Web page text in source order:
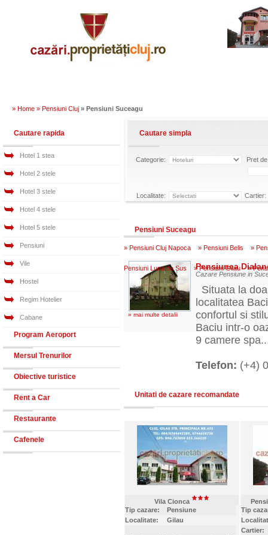
» Home » Pensiuni Cluj » Pensiuni Suceagu
Cautare rapida
Hotel 1 stea
Hotel 2 stele
Hotel 3 stele
Hotel 4 stele
Hotel 5 stele
Pensiuni
Vile
Hostel
Regim Hotelier
Cabane
Program Aeroport
Mersul Trenurilor
Obiective turistice
Rent a Car
Restaurante
Cafenele
Cautare simpla
Categorie: Pret
Localitate: Cartier:
Pensiuni Suceagu
» Pensiuni Cluj Napoca » Pensiuni Belis »
Pensiuni Luna de Sus »Pensiuni Gilau»
» mai multe detalii
Pensiunea
Cazare Pensiune in
Situata la
localitatea
confortul si
Baciu intr-o
9 camere
Telefon: (+4)
Unitati de cazare recomandate
Vila Cionca
Tip cazare:
Pensiune
Localitate:
Gilau
Tip
Cartier: